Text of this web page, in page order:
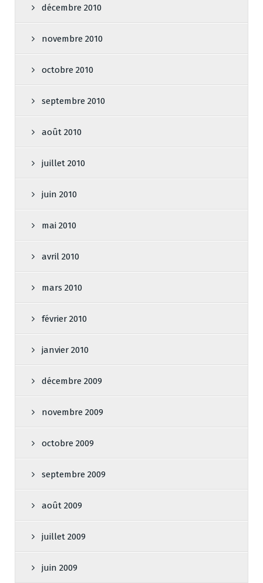
décembre 2010
novembre 2010
octobre 2010
septembre 2010
août 2010
juillet 2010
juin 2010
mai 2010
avril 2010
mars 2010
février 2010
janvier 2010
décembre 2009
novembre 2009
octobre 2009
septembre 2009
août 2009
juillet 2009
juin 2009